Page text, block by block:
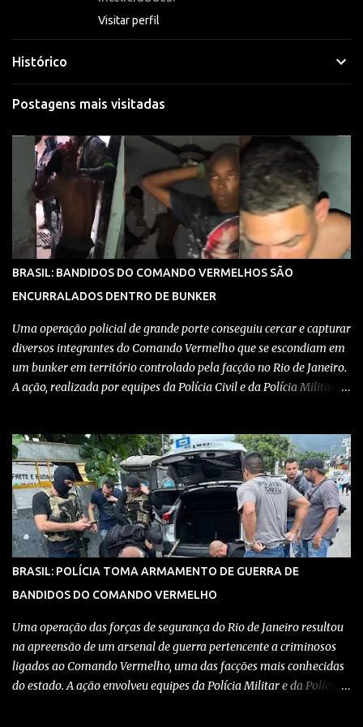
Visitar perfil
Histórico
Postagens mais visitadas
BRASIL: BANDIDOS DO COMANDO VERMELHOS SÃO
ENCURRALADOS DENTRO DE BUNKER
Uma operação policial de grande porte conseguiu cercar e capturar
diversos integrantes do Comando Vermelho que se escondiam em
um bunker em território controlado pela facção no Rio de Janeiro.
A ação, realizada por equipes da Polícia Civil e da Polícia Militar,
de coordenar atividades criminosas na região. Confira detalhes no
vídeo: Clique aqui para ter acesso ao livro O Brasil e a pandemia de
absurdos, escrito por juristas, economistas, jornalistas e
profissionais da saúde conservadores sobre os absurdos
praticados durante a pandemia de Covid-19, como tiranias,
campanhas anticientíficas, atos de corrupção,
inconstitucionalidades por notáveis autoridades, fraudes e muito
perseguidos por políticos e seus assessores nos grupos de
WhatsApp! Garanta acesso ao nosso conteúdo clicando aqui , para
entrar no grupo do Whats...
BRASIL: POLÍCIA TOMA ARMAMENTO DE GUERRA DE
BANDIDOS DO COMANDO VERMELHO
Uma operação das forças de segurança do Rio de Janeiro resultou
na apreensão de um arsenal de guerra pertencente a criminosos
ligados ao Comando Vermelho, uma das facções mais conhecidas
do estado. A ação envolveu equipes da Polícia Militar e da Polícia